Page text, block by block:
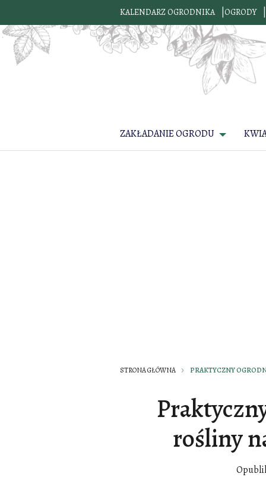
KALENDARZ OGRODNIKA OGRODY
ZAKŁADANIE OGRODU
STRONA GŁÓWNA PRAKTYCZNY
rośliny